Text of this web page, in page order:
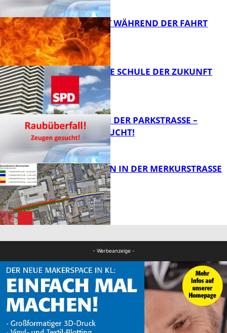
FB News
FB News
AUTO FÄNGT WÄHREND DER FAHRT
FEUER
WIE SIEHT DIE SCHULE DER ZUKUNFT
AUS?
FB News
ÜBERFALL IN DER PARKSTRASSE – Z
EUGEN GESUCHT!
BAUARBEITEN IN DER MERKURSTRASSE
- Werbeanzeige -